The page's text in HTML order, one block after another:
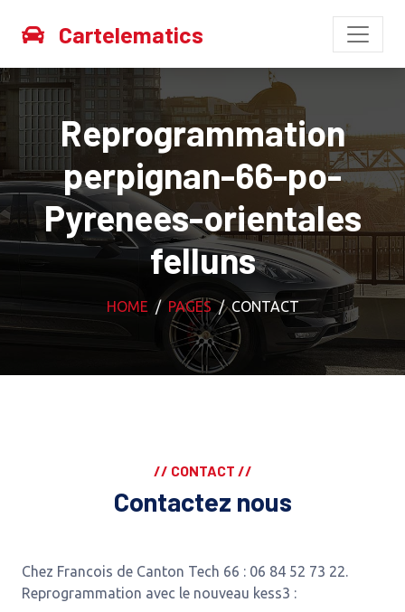
Cartelematics
Reprogrammation
perpignan-66-po-
Pyrenees-orientales
felluns
HOME PAGES CONTACT
// CONTACT //
Contactez nous
Chez Francois de Canton Tech 66 : 06 84 52 73 22.
Reprogrammation avec le nouveau kess3 :